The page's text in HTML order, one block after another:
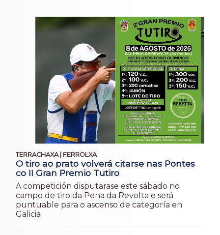
TERRACHAXA | FERROLXA
O tiro ao prato volverá citarse nas Pontes
co II Gran Premio Tutiro
A competición disputarase este sábado no
campo de tiro da Pena da Revolta e será
puntuable para o ascenso de categoría en
Galicia